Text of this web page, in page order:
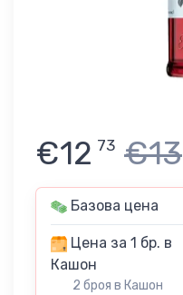
€12 73 €13
Базова цена
Цена за 1 бр. в
Кашон
2 броя в Кашон